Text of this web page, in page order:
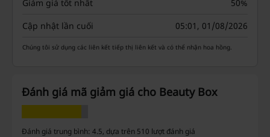
Giảm giá tốt nhất
50%
Cập nhật lần cuối
05:01, 01/08/2026
Chúng tôi sử dụng các liên kết tiếp thị liên kết và có thể nhận hoa hồng.
Đánh giá mã giảm giá cho Beauty Box
Đánh giá trung bình: 4.5, dựa trên 510 lượt đánh giá